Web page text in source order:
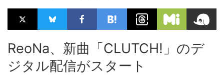
ReoNa、新曲「CLUTCH!」のデ
ジタル配信がスタート